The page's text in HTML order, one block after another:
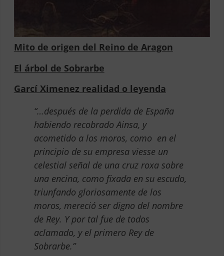
Mito de origen del Reino de Aragon
El árbol de Sobrarbe
Garcí Ximenez realidad o leyenda
“…después de la perdida de España
habiendo recobrado Ainsa, y
acometido a los moros, como en el
principio de su empresa viesse un
celestial señal de una cruz roxa sobre
una encina, como fixada en su escudo,
triunfando gloriosamente de los
moros, mereció ser digno del nombre
de Rey. Y por tal fue de todos
aclamado, y el primero Rey de
Sobrarbe.”